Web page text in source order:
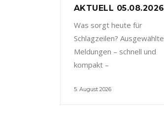
AKTUELL 05.08.2026
Was sorgt heute für
Schlagzeilen? Ausgewählte
Meldungen – schnell und
kompakt –
5. August 2026